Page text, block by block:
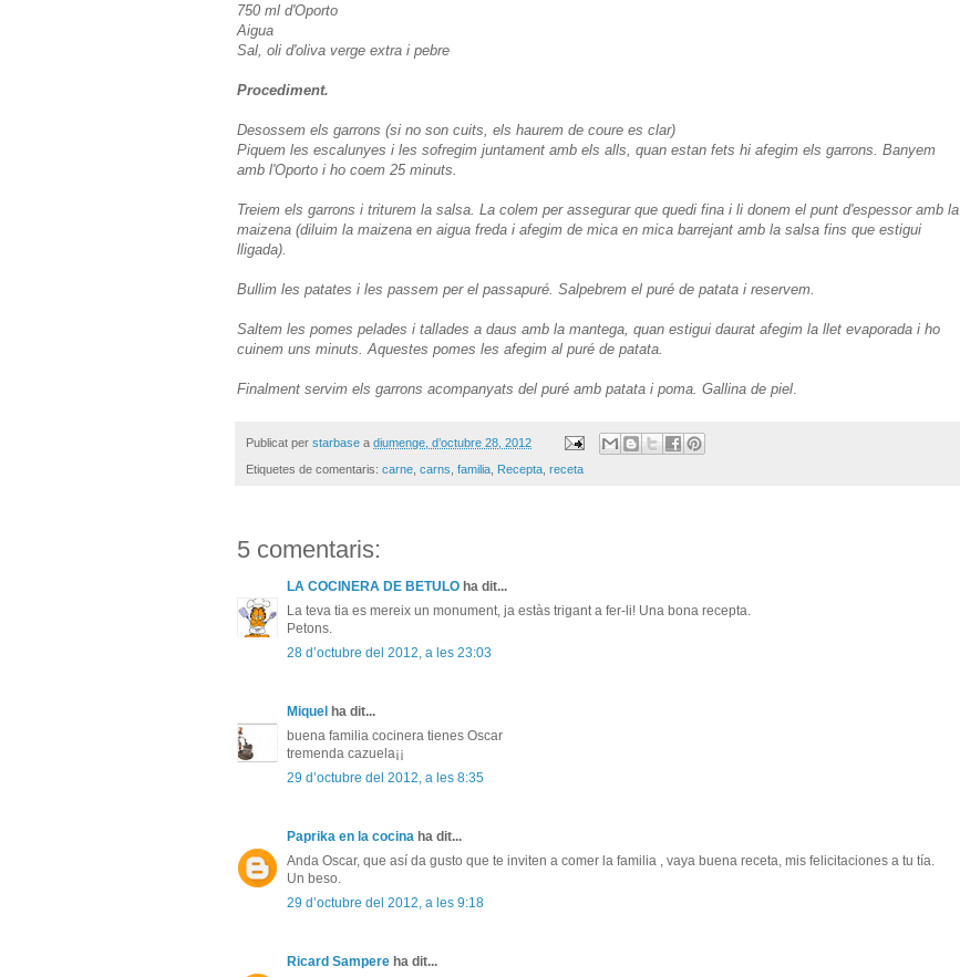
750 ml d'Oporto
Aigua
Sal, oli d'oliva verge extra i pebre
Procediment.
Desossem els garrons (si no son cuits, els haurem de coure es clar)
Piquem les escalunyes i les sofregim juntament amb els alls, quan estan fets hi afegim els garrons. Banyem
amb l'Oporto i ho coem 25 minuts.
Treiem els garrons i triturem la salsa. La colem per assegurar que quedi fina i li donem el punt d'espessor amb la
maizena (diluim la maizena en aigua freda i afegim de mica en mica barrejant amb la salsa fins que estigui
lligada).
Bullim les patates i les passem per el passapuré. Salpebrem el puré de patata i reservem.
Saltem les pomes pelades i tallades a daus amb la mantega, quan estigui daurat afegim la llet evaporada i ho
cuinem uns minuts. Aquestes pomes les afegim al puré de patata.
Finalment servim els garrons acompanyats del puré amb patata i poma. Gallina de piel
Publicat per starbase a diumenge, d’octubre 28, 2012
Etiquetes de comentaris: carne carns familia Recepta receta
5 comentaris:
LA COCINERA DE BETULO ha dit...
La teva tia es mereix un monument, ja estàs trigant a fer-li! Una bona recepta.
Petons.
28 d’octubre del 2012, a les 23:03
Miquel ha dit...
buena familia cocinera tienes Oscar
tremenda cazuela¡¡
29 d’octubre del 2012, a les 8:35
Paprika en la cocina ha dit...
Anda Oscar, que así da gusto que te inviten a comer la familia , vaya buena receta, mis felicitaciones a tu tía.
Un beso.
29 d’octubre del 2012, a les 9:18
Ricard Sampere ha dit...